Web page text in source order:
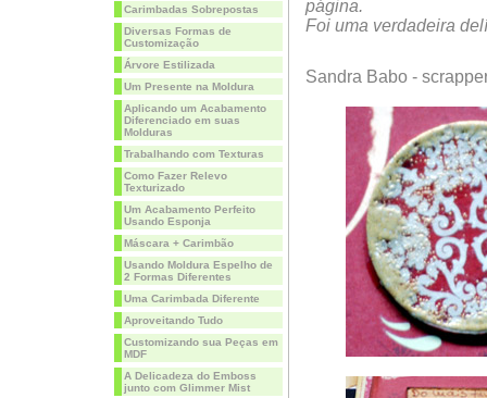
Carimbadas Sobrepostas
Diversas Formas de
Customização
Árvore Estilizada
Um Presente na Moldura
Aplicando um Acabamento
Diferenciado em suas
Molduras
Trabalhando com Texturas
Como Fazer Relevo
Texturizado
Um Acabamento Perfeito
Usando Esponja
Máscara + Carimbão
Usando Moldura Espelho de
2 Formas Diferentes
Uma Carimbada Diferente
Aproveitando Tudo
Customizando sua Peças em
MDF
A Delicadeza do Emboss
junto com Glimmer Mist
página.
Foi uma verdadeira
Sandra Babo -